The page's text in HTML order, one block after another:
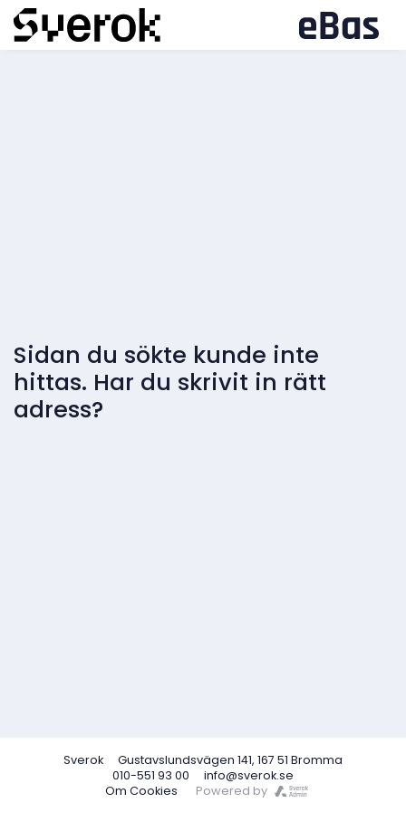
Sidan du sökte kunde inte
hittas. Har du skrivit in rätt
adress?
Om Cookies Powered by
Sverok
Gustavslundsvägen 141, 167 51 Bromma
010-551 93 00
info@sverok.se